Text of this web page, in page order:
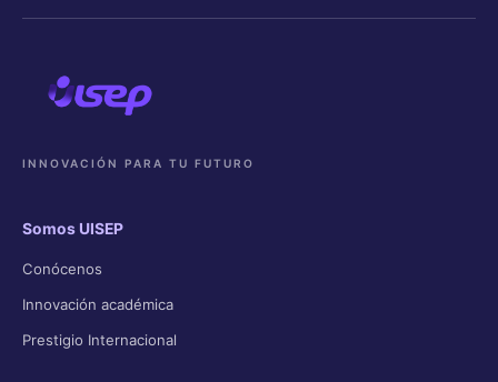
INNOVACIÓN PARA TU FUTURO
Somos UISEP
Conócenos
Innovación académica
Prestigio Internacional